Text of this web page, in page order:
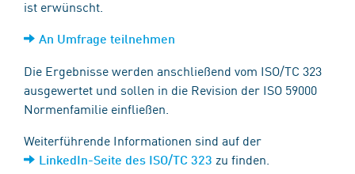
ist erwünscht.
An Umfrage teilnehmen
Die Ergebnisse werden anschließend vom ISO/TC 323
ausgewertet und sollen in die Revision der ISO 59000
Normenfamilie einfließen.
Weiterführende Informationen sind auf der
LinkedIn-Seite des ISO/TC ​323 zu finden.